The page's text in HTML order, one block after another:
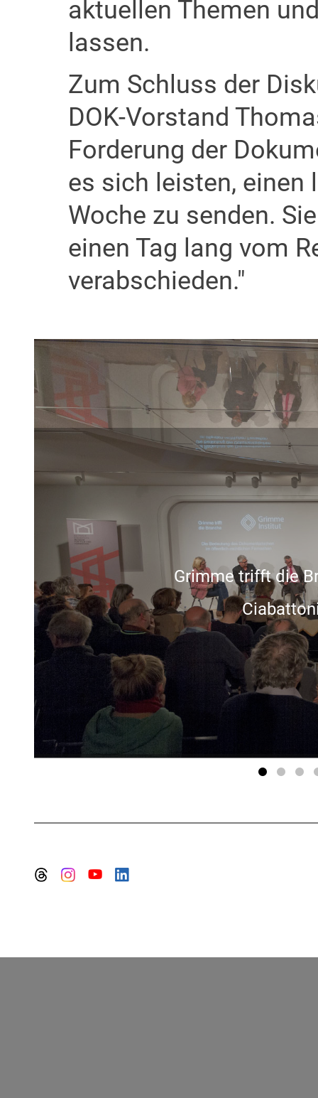
aktuellen Themen
lassen.
Zum Schluss der
DOK-Vorstand
Forderung der
es sich leisten,
Woche zu senden.
einen Tag lang vom
verabschieden."
Grimme trifft die